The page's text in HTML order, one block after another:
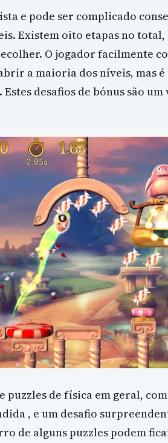
e pode ser complicado
Existem oito etapas no total,
O jogador facilmente
a maioria dos níveis, mas
Estes desafios de bónus são
puzzles de física em geral,
, e um desafio
de alguns puzzles podem